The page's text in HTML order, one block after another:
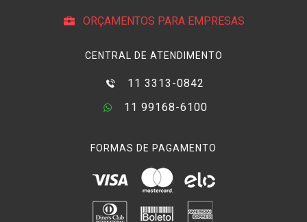
ORÇAMENTOS PARA EMPRESAS
CENTRAL DE ATENDIMENTO
11 3313-0842
11 99168-6100
FORMAS DE PAGAMENTO